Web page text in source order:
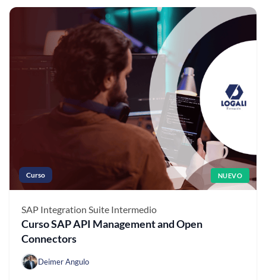
Curso NUEVO
SAP Integration Suite Intermedio
Curso SAP API Management and Open
Connectors
Deimer Angulo